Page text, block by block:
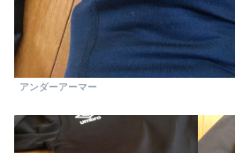
アンダーアーマー